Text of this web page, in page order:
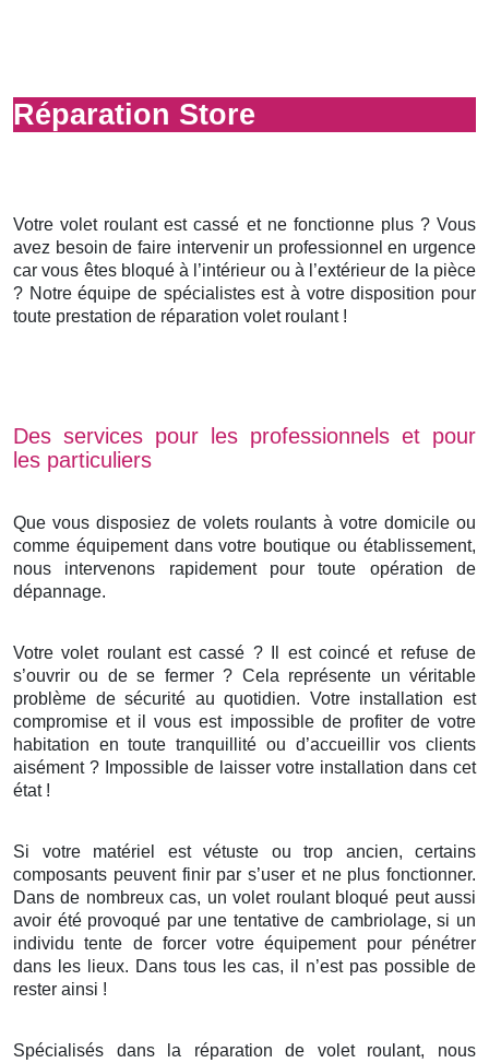
Réparation Store
Votre volet roulant est cassé et ne fonctionne plus ? Vous
avez besoin de faire intervenir un professionnel en urgence
car vous êtes bloqué à l’intérieur ou à l’extérieur de la pièce
? Notre équipe de spécialistes est à votre disposition pour
toute prestation de réparation volet roulant !
Des services pour les professionnels et pour
les particuliers
Que vous disposiez de volets roulants à votre domicile ou
comme équipement dans votre boutique ou établissement,
nous intervenons rapidement pour toute opération de
dépannage.
Votre volet roulant est cassé ? Il est coincé et refuse de
s’ouvrir ou de se fermer ? Cela représente un véritable
problème de sécurité au quotidien. Votre installation est
compromise et il vous est impossible de profiter de votre
habitation en toute tranquillité ou d’accueillir vos clients
aisément ? Impossible de laisser votre installation dans cet
état !
Si votre matériel est vétuste ou trop ancien, certains
composants peuvent finir par s’user et ne plus fonctionner.
Dans de nombreux cas, un volet roulant bloqué peut aussi
avoir été provoqué par une tentative de cambriolage, si un
individu tente de forcer votre équipement pour pénétrer
dans les lieux. Dans tous les cas, il n’est pas possible de
rester ainsi !
Spécialisés dans la réparation de volet roulant, nous